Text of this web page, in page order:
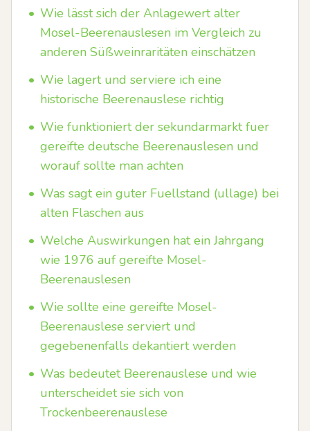
• Wie lässt sich der Anlagewert alter
Mosel-Beerenauslesen im Vergleich zu
anderen Süßweinraritäten einschätzen
• Wie lagert und serviere ich eine
historische Beerenauslese richtig
• Wie funktioniert der sekundarmarkt fuer
gereifte deutsche Beerenauslesen und
worauf sollte man achten
• Was sagt ein guter Fuellstand (ullage) bei
alten Flaschen aus
• Welche Auswirkungen hat ein Jahrgang
wie 1976 auf gereifte Mosel-
Beerenauslesen
• Wie sollte eine gereifte Mosel-
Beerenauslese serviert und
gegebenenfalls dekantiert werden
• Was bedeutet Beerenauslese und wie
unterscheidet sie sich von
Trockenbeerenauslese